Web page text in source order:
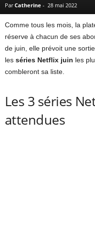
Par Catherine - 28 mai 2022
Comme tous les mois, la
réserve à chacun de ses
de juin, elle prévoit une
les séries Netflix juin les
combleront sa liste.
Les 3 séries
attendues